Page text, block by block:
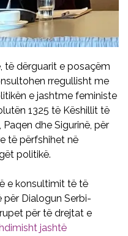
të dërguarit e posaçëm
rregullisht me
e jashtme feministe
1325 të Këshillit të
dhe Sigurinë, për
të përfshihet në
politikë.
e konsultimit të të
Dialogun Serbi-
për të drejtat e
jashtë